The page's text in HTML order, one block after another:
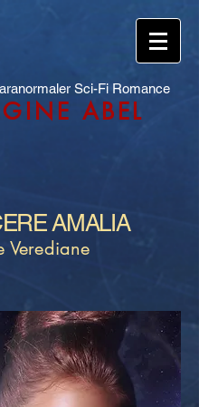
Sci-Fi Romance
ABEL
AMALIA
Verediane